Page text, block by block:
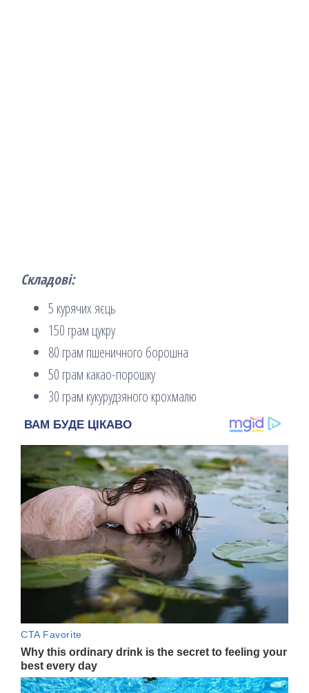
Складові:
5 курячих яєць
150 грам цукру
80 грам пшеничного борошна
50 грам какао-порошку
30 грам кукурудзяного крохмалю